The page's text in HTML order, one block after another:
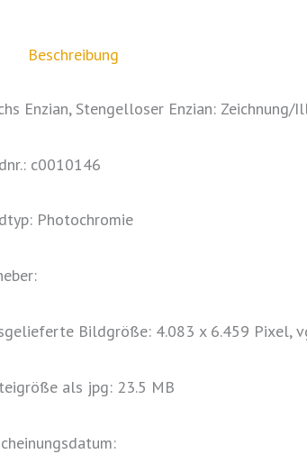
Beschreibung
Enzian, Stengelloser Enzian:
c0010146
Photochromie
Bildgröße: 4.083 x 6.459 Pixel,
als jpg: 23.5 MB